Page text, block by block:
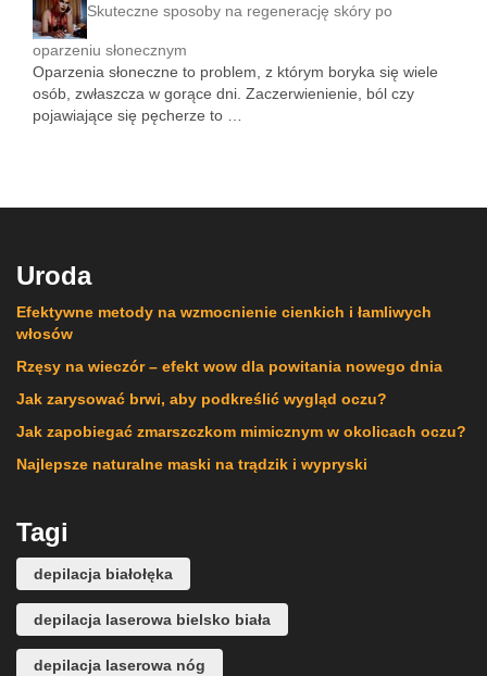
Skuteczne sposoby na regenerację skóry po
oparzeniu słonecznym
Oparzenia słoneczne to problem, z którym boryka się wiele
osób, zwłaszcza w gorące dni. Zaczerwienienie, ból czy
pojawiające się pęcherze to …
Uroda
Efektywne metody na wzmocnienie cienkich i łamliwych
włosów
Rzęsy na wieczór – efekt wow dla powitania nowego dnia
Jak zarysować brwi, aby podkreślić wygląd oczu?
Jak zapobiegać zmarszczkom mimicznym w okolicach oczu?
Najlepsze naturalne maski na trądzik i wypryski
Tagi
depilacja białołęka
depilacja laserowa bielsko biała
depilacja laserowa nóg